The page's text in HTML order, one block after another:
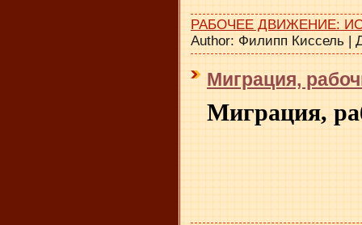
РАБОЧЕЕ ДВИЖЕНИЕ:
Author: Филипп Киссель
Миграция,
Миграция,